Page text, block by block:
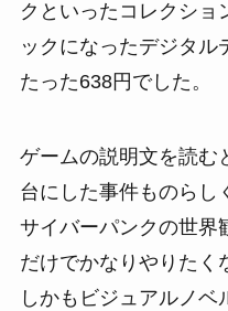
クといったコレクショ
ックになったデジタ
たった638円でした。
ゲームの説明文を読む
台にした事件ものらし
サイバーパンクの世界
だけでかなりやりたく
しかもビジュアルノベ